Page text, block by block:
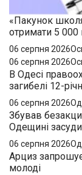
«Пакунок
отримати 5 000
06 серпня 2026
06 серпня 2026
В Одесі
загибелі 12-
06 серпня 2026
Збував
Одещині
06 серпня 2026
Арциз
молоді